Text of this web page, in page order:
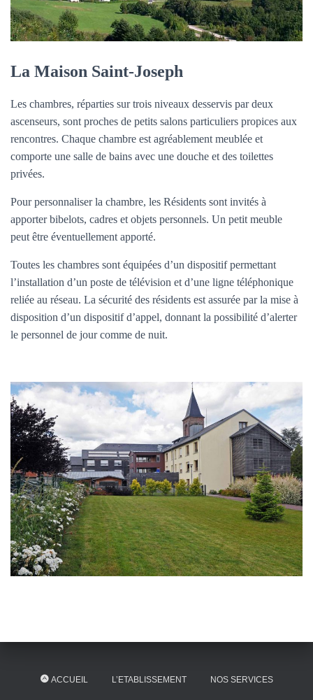
La Maison Saint-Joseph
Les chambres, réparties sur trois niveaux desservis par deux
ascenseurs, sont proches de petits salons particuliers propices aux
rencontres. Chaque chambre est agréablement meublée et
comporte une salle de bains avec une douche et des toilettes
privées.
Pour personnaliser la chambre, les Résidents sont invités à
apporter bibelots, cadres et objets personnels. Un petit meuble
peut être éventuellement apporté.
Toutes les chambres sont équipées d’un dispositif permettant
l’installation d’un poste de télévision et d’une ligne téléphonique
reliée au réseau. La sécurité des résidents est assurée par la mise à
disposition d’un dispositif d’appel, donnant la possibilité d’alerter
le personnel de jour comme de nuit.
ACCUEIL L’ETABLISSEMENT NOS SERVICES